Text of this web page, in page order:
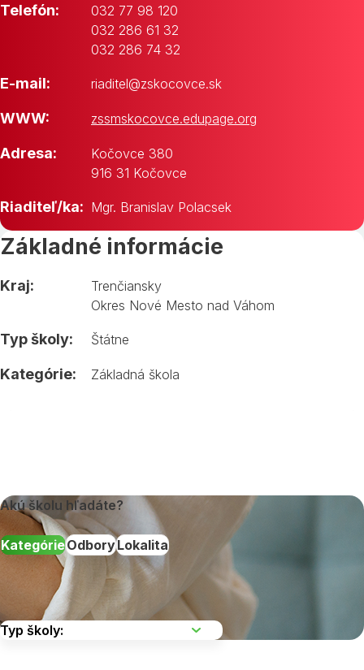
Telefón:
032 77 98 120
032 286 61 32
032 286 74 32
E-mail: riaditel@zskocovce.sk
WWW: zssmskocovce.edupage.org
Adresa:
Kočovce 380
916 31 Kočovce
Riaditeľ/ka: Mgr. Branislav Polacsek
Základné informácie
Kraj:
Trenčiansky
Okres Nové Mesto nad Váhom
Typ školy: Štátne
Kategórie: Základná škola
Akú školu hľadáte?
KategórieOdboryLokalita